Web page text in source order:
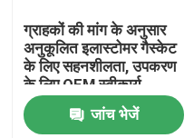
ग्राहकों की मांग के अनुसार
अनुकूलित इलास्टोमर गैस्केट
के लिए सहनशीलता, उपकरण
के लिए OEM स्वीकार्य
इंजीनियर्ड कस्टम सीलिंग
उत्पाद
जांच भेजें